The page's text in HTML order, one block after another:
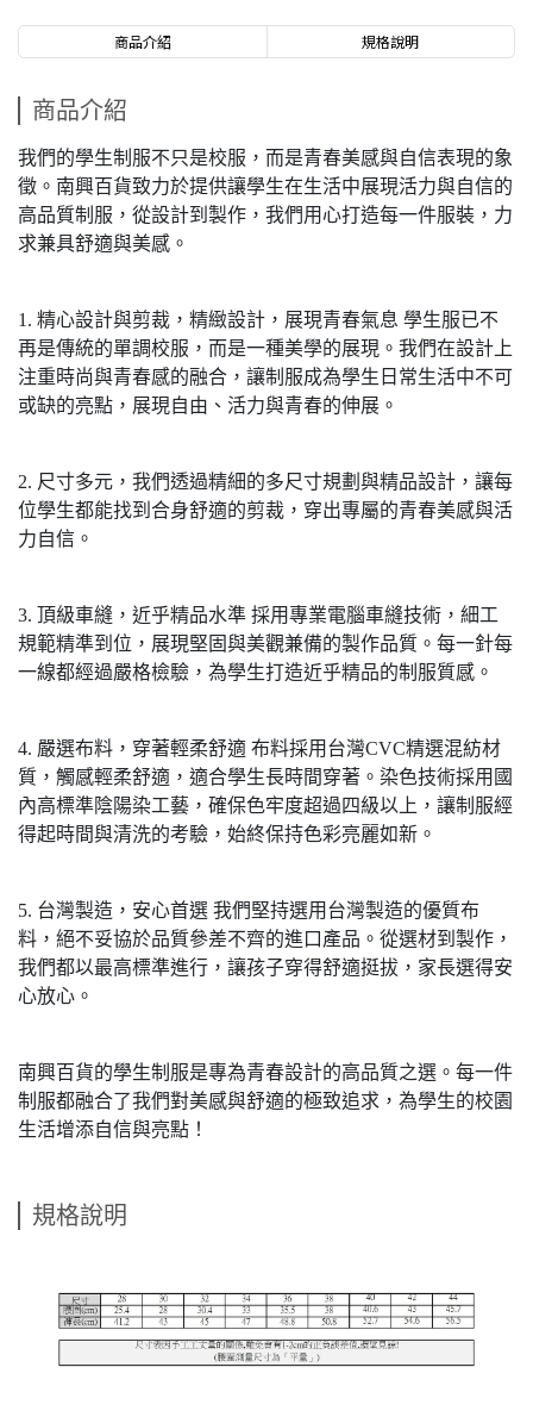
商品介紹 規格說明
商品介紹
我們的學生制服不只是校服，而是青春美感與自信表現的象
徵。南興百貨致力於提供讓學生在生活中展現活力與自信的
高品質制服，從設計到製作，我們用心打造每一件服裝，力
求兼具舒適與美感。
1. 精心設計與剪裁，精緻設計，展現青春氣息 學生服已不
再是傳統的單調校服，而是一種美學的展現。我們在設計上
注重時尚與青春感的融合，讓制服成為學生日常生活中不可
或缺的亮點，展現自由、活力與青春的伸展。
2. 尺寸多元，我們透過精細的多尺寸規劃與精品設計，讓每
位學生都能找到合身舒適的剪裁，穿出專屬的青春美感與活
力自信。
3. 頂級車縫，近乎精品水準 採用專業電腦車縫技術，細工
規範精準到位，展現堅固與美觀兼備的製作品質。每一針每
一線都經過嚴格檢驗，為學生打造近乎精品的制服質感。
4. 嚴選布料，穿著輕柔舒適 布料採用台灣CVC精選混紡材
質，觸感輕柔舒適，適合學生長時間穿著。染色技術採用國
內高標準陰陽染工藝，確保色牢度超過四級以上，讓制服經
得起時間與清洗的考驗，始終保持色彩亮麗如新。
5. 台灣製造，安心首選 我們堅持選用台灣製造的優質布
料，絕不妥協於品質參差不齊的進口產品。從選材到製作，
我們都以最高標準進行，讓孩子穿得舒適挺拔，家長選得安
心放心。
南興百貨的學生制服是專為青春設計的高品質之選。每一件
制服都融合了我們對美感與舒適的極致追求，為學生的校園
生活增添自信與亮點！
規格說明